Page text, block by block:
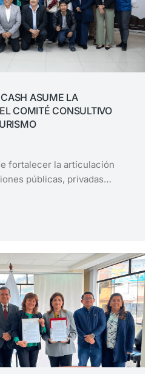
ASUME LA
COMITÉ CONSULTIVO
fortalecer la articulación
públicas, privadas…